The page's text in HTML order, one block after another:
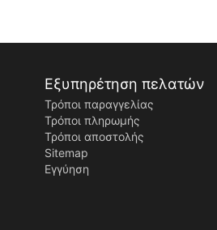
Εξυπηρέτηση πελατών
Τρόποι παραγγελίας
Τρόποι πληρωμής
Τρόποι αποστολής
Sitemap
Εγγύηση